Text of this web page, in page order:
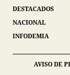
DESTACADOS
NACIONAL
INFODEMIA
AVISO DE